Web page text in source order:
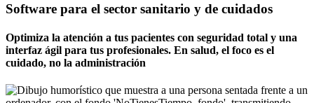
Software para el sector sanitario y de cuidados
Optimiza la atención a tus pacientes con seguridad total y una
interfaz ágil para tus profesionales. En salud, el foco es el
cuidado, no la administración